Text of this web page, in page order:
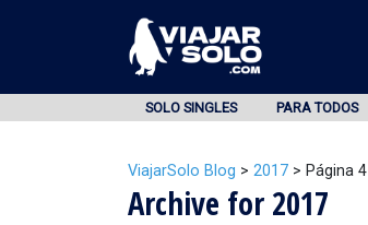
SOLO SINGLES PARA TODOS
ViajarSolo Blog > 2017 > Página 4
Archive for 2017